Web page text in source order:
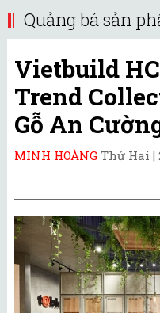
Quảng bá sản
Vietbuild
Trend
Gỗ An
MINH HOÀNG Thứ Hai |